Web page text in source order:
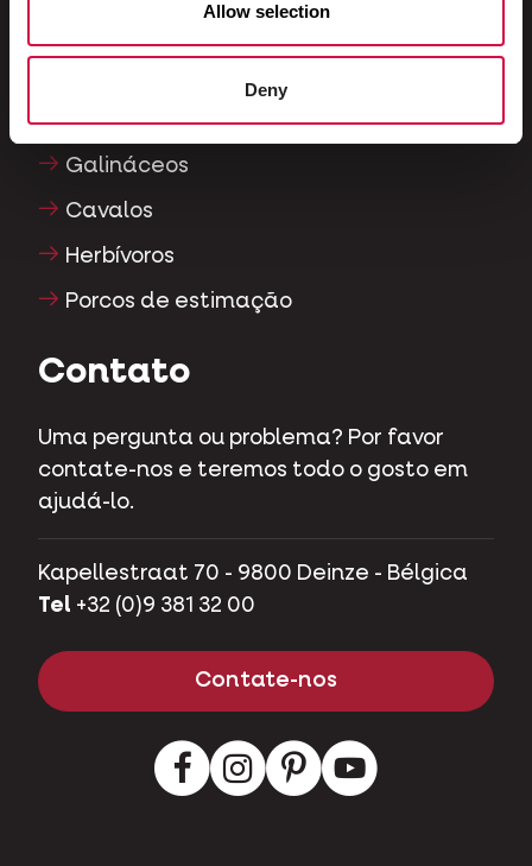
Allow selection
Deny
Gatos
Galináceos
Cavalos
Herbívoros
Porcos de estimação
Contato
Uma pergunta ou problema? Por favor
contate-nos e teremos todo o gosto em
ajudá-lo.
Kapellestraat 70 - 9800 Deinze - Bélgica
Tel +32 (0)9 381 32 00
Contate-nos
FacebookInstagram
LinkedInYoutube